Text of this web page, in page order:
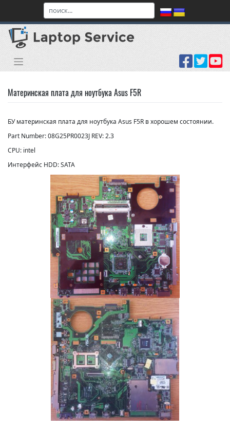
content
Материнская плата для ноутбука Asus F5R
БУ материнская плата для ноутбука Asus F5R в хорошем состоянии.
Part Number: 08G25PR0023J REV: 2.3
CPU: intel
Интерфейс HDD: SATA